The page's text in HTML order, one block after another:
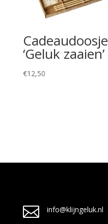
Cadeaudoosje
‘Geluk zaaien’
€12,50
 info@klijngeluk.nl